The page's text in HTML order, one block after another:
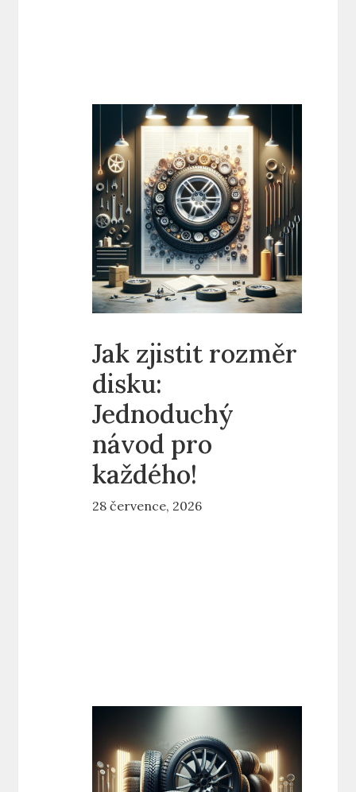
Jak zjistit rozměr
disku:
Jednoduchý
návod pro
každého!
28 července, 2026